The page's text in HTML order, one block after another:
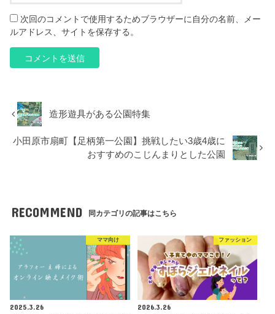
次回のコメントで使用するためブラウザーに自分の名前、メー
ルアドレス、サイトを保存する。
造形遊具がある公園特集
小田原市扇町【足柄第一公園】挑戦したい3歳4歳に
おすすめのこじんまりとした公園
RECOMMEND 同カテゴリの記事はこちら
ママ向け
2025.3.26
ファッション
2026.3.26